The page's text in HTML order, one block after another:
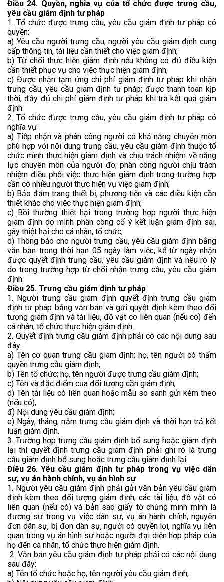
Điều 24. Quyền, nghĩa vụ của tổ chức được trưng cầu,
yêu cầu giám định tư pháp
1. Tổ chức được trưng cầu, yêu cầu giám định tư pháp có
quyền:
a) Yêu cầu người trưng cầu, người yêu cầu giám định cung
cấp thông tin, tài liệu cần thiết cho việc giám định;
b) Từ chối thực hiện giám định nếu không có đủ điều kiện
cần thiết phục vụ cho việc thực hiện giám định;
c) Được nhận tạm ứng chi phí giám định tư pháp khi nhận
trưng cầu, yêu cầu giám định tư pháp; được thanh toán kịp
thời, đầy đủ chi phí giám định tư pháp khi trả kết quả giám
định.
2. Tổ chức được trưng cầu, yêu cầu giám định tư pháp có
nghĩa vụ:
a) Tiếp nhận và phân công người có khả năng chuyên môn
phù hợp với nội dung trưng cầu, yêu cầu giám định thuộc tổ
chức mình thực hiện giám định và chịu trách nhiệm về năng
lực chuyên môn của người đó; phân công người chịu trách
nhiệm điều phối việc thực hiện giám định trong trường hợp
cần có nhiều người thực hiện vụ việc giám định;
b) Bảo đảm trang thiết bị, phương tiện và các điều kiện cần
thiết khác cho việc thực hiện giám định;
c) Bồi thường thiệt hại trong trường hợp người thực hiện
giám định do mình phân công cố ý kết luận giám định sai,
gây thiệt hại cho cá nhân, tổ chức;
d) Thông báo cho người trưng cầu, yêu cầu giám định bằng
văn bản trong thời hạn 05 ngày làm việc, kể từ ngày nhận
được quyết định trưng cầu, yêu cầu giám định và nêu rõ lý
do trong trường hợp từ chối nhận trưng cầu, yêu cầu giám
định.
Điều 25. Trưng cầu giám định tư pháp
1. Người trưng cầu giám định quyết định trưng cầu giám
định tư pháp bằng văn bản và gửi quyết định kèm theo đối
tượng giám định và tài liệu, đồ vật có liên quan (nếu có) đến
cá nhân, tổ chức thực hiện giám định.
2. Quyết định trưng cầu giám định phải có các nội dung sau
đây:
a) Tên cơ quan trưng cầu giám định; họ, tên người có thẩm
quyền trưng cầu giám định;
b) Tên tổ chức; họ, tên người được trưng cầu giám định;
c) Tên và đặc điểm của đối tượng cần giám định;
d) Tên tài liệu có liên quan hoặc mẫu so sánh gửi kèm theo
(nếu có);
đ) Nội dung yêu cầu giám định;
e) Ngày, tháng, năm trưng cầu giám định và thời hạn trả kết
luận giám định.
3. Trường hợp trưng cầu giám định bổ sung hoặc giám định
lại thì quyết định trưng cầu giám định phải ghi rõ là trưng
cầu giám định bổ sung hoặc trưng cầu giám định lại.
Điều 26. Yêu cầu giám định tư pháp trong vụ việc dân
sự, vụ án hành chính, vụ án hình sự
1. Người yêu cầu giám định phải gửi văn bản yêu cầu giám
định kèm theo đối tượng giám định, các tài liệu, đồ vật có
liên quan (nếu có) và bản sao giấy tờ chứng minh mình là
đương sự trong vụ việc dân sự, vụ án hành chính, nguyên
đơn dân sự, bị đơn dân sự, người có quyền lợi, nghĩa vụ liên
quan trong vụ án hình sự hoặc người đại diện hợp pháp của
họ đến cá nhân, tổ chức thực hiện giám định.
2. Văn bản yêu cầu giám định tư pháp phải có các nội dung
sau đây:
a) Tên tổ chức hoặc họ, tên người yêu cầu giám định;